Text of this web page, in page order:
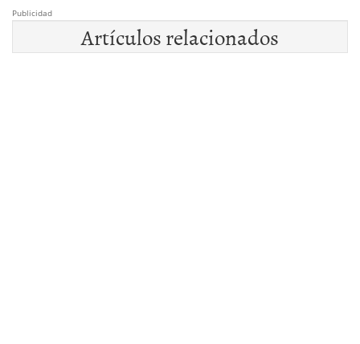
Publicidad
Artículos relacionados